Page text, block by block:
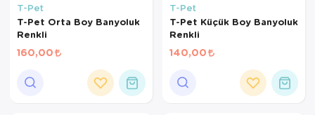
T-Pet
T-Pet Orta Boy Banyoluk
Renkli
160,00
T-Pet
T-Pet Küçük Boy Banyoluk
Renkli
140,00